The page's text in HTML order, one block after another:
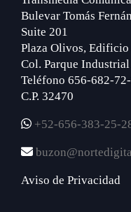
Bulevar Tomás
Suite 201
Plaza Olivos, Edificio
Col. Parque
Teléfono 656-682-
C.P. 32470
+52-656-383-25-
Aviso de Privacidad